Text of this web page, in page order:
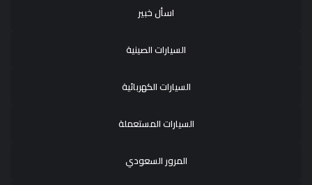
اسأل خبير
السيارات الصينية
السيارات الكهربائية
السيارات المستعملة
المرور السعودي